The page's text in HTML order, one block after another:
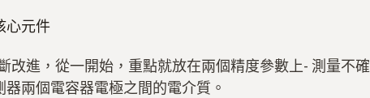
心元件
改進，從一開始，重點就放在兩個精度參數上- 測量不確
兩個電容器電極之間的電介質。